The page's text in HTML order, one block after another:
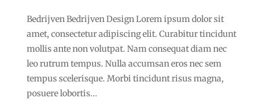
Bedrijven Bedrijven Design Lorem ipsum dolor sit
amet, consectetur adipiscing elit. Curabitur tincidunt
mollis ante non volutpat. Nam consequat diam nec
leo rutrum tempus. Nulla accumsan eros nec sem
tempus scelerisque. Morbi tincidunt risus magna,
posuere lobortis...